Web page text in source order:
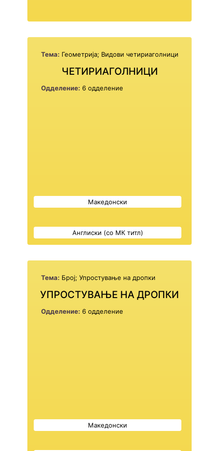
Тема: Геометрија; Видови четириаголници
ЧЕТИРИАГОЛНИЦИ
Одделение: 6 одделение
Англиски (со МК титл)
Македонски
Тема: Број; Упростување на дропки
УПРОСТУВАЊЕ НА ДРОПКИ
Одделение: 6 одделение
Македонски